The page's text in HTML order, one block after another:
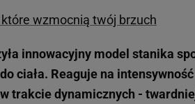
wzmocnią twój brzuch
innowacyjny model stanika
ciała. Reaguje na
trakcie dynamicznych -